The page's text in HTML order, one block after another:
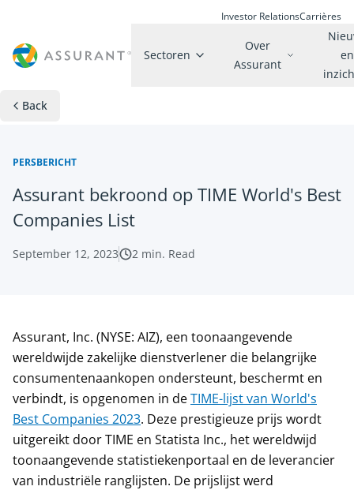
Investor RelationsCarrières
Sectoren
Over
Assurant
en
Back
PERSBERICHT
Assurant bekroond op TIME World's Best
Companies List
September 12, 2023 2 min. Read
Assurant, Inc. (NYSE: AIZ), een toonaangevende
wereldwijde zakelijke dienstverlener die belangrijke
consumentenaankopen ondersteunt, beschermt en
verbindt, is opgenomen in deTIME-lijst van World's
Best Companies 2023. Deze prestigieuze prijs wordt
uitgereikt door TIME en Statista Inc., het wereldwijd
toonaangevende statistiekenportaal en de leverancier
van industriële ranglijsten. De prijslijst werd